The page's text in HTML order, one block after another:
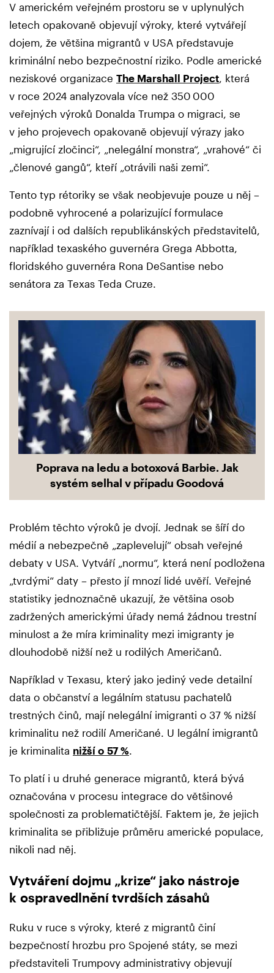
V americkém veřejném prostoru se v uplynulých
letech opakovaně objevují výroky, které vytvářejí
dojem, že většina migrantů v USA představuje
kriminální nebo bezpečnostní riziko. Podle americké
neziskové organizace The Marshall Project, která
v roce 2024 analyzovala více než 350 000
veřejných výroků Donalda Trumpa o migraci, se
v jeho projevech opakovaně objevují výrazy jako
„migrující zločinci“, „nelegální monstra“, „vrahové“ či
„členové gangů“, kteří „otrávili naši zemi“.
Tento typ rétoriky se však neobjevuje pouze u něj –
podobně vyhrocené a polarizující formulace
zaznívají i od dalších republikánských představitelů,
například texaského guvernéra Grega Abbotta,
floridského guvernéra Rona DeSantise nebo
senátora za Texas Teda Cruze.
Poprava na ledu a botoxová Barbie. Jak
systém selhal v případu Goodová
Problém těchto výroků je dvojí. Jednak se šíří do
médií a nebezpečně „zaplevelují“ obsah veřejné
debaty v USA. Vytváří „normu“, která není podložena
„tvrdými“ daty – přesto jí mnozí lidé uvěří. Veřejné
statistiky jednoznačně ukazují, že většina osob
zadržených americkými úřady nemá žádnou trestní
minulost a že míra kriminality mezi imigranty je
dlouhodobě nižší než u rodilých Američanů.
Například v Texasu, který jako jediný vede detailní
data o občanství a legálním statusu pachatelů
trestných činů, mají nelegální imigranti o 37 % nižší
kriminalitu než rodilí Američané. U legální imigrantů
je kriminalita nižší o 57 %
To platí i u druhé generace migrantů, která bývá
označována v procesu integrace do většinové
společnosti za problematičtější. Faktem je, že jejich
kriminalita se přibližuje průměru americké populace,
nikoli nad něj.
Vytváření dojmu „krize“ jako nástroje
k ospravedlnění tvrdších zásahů
Ruku v ruce s výroky, které z migrantů činí
bezpečností hrozbu pro Spojené státy, se mezi
představiteli Trumpovy administrativy objevují